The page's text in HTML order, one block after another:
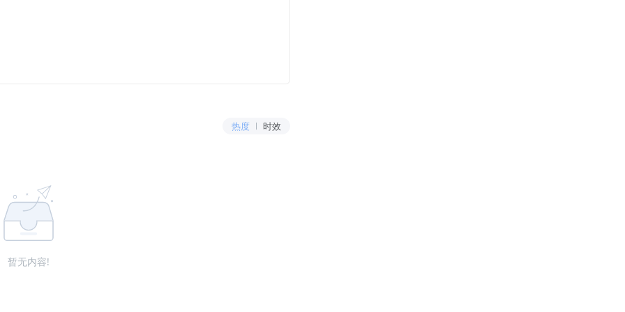
热度 时效
暂无内容!